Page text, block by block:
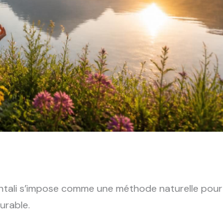
s’impose comme une méthode naturelle pour